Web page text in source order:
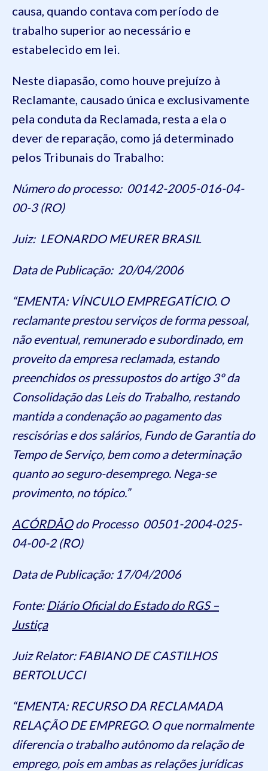
causa, quando contava com período de
trabalho superior ao necessário e
estabelecido em lei.
Neste diapasão, como houve prejuízo à
Reclamante, causado única e exclusivamente
pela conduta da Reclamada, resta a ela o
dever de reparação, como já determinado
pelos Tribunais do Trabalho:
Número do processo: 00142-2005-016-04-
00-3 (RO)
Juiz: LEONARDO MEURER BRASIL
Data de Publicação: 20/04/2006
“EMENTA: VÍNCULO EMPREGATÍCIO. O
reclamante prestou serviços de forma pessoal,
não eventual, remunerado e subordinado, em
proveito da empresa reclamada, estando
preenchidos os pressupostos do artigo 3º da
Consolidação das Leis do Trabalho, restando
mantida a condenação ao pagamento das
rescisórias e dos salários, Fundo de Garantia do
Tempo de Serviço, bem como a determinação
quanto ao seguro-desemprego. Nega-se
provimento, no tópico.”
ACÓRDÃOdo Processo 00501-2004-025-
04-00-2 (RO)
Data de Publicação: 17/04/2006
Fonte: Diário Oficial do Estado do RGS –
Justiça
Juiz Relator: FABIANO DE CASTILHOS
BERTOLUCCI
“EMENTA: RECURSO DA RECLAMADA
RELAÇÃO DE EMPREGO. O que normalmente
diferencia o trabalho autônomo da relação de
emprego, pois em ambas as relações jurídicas